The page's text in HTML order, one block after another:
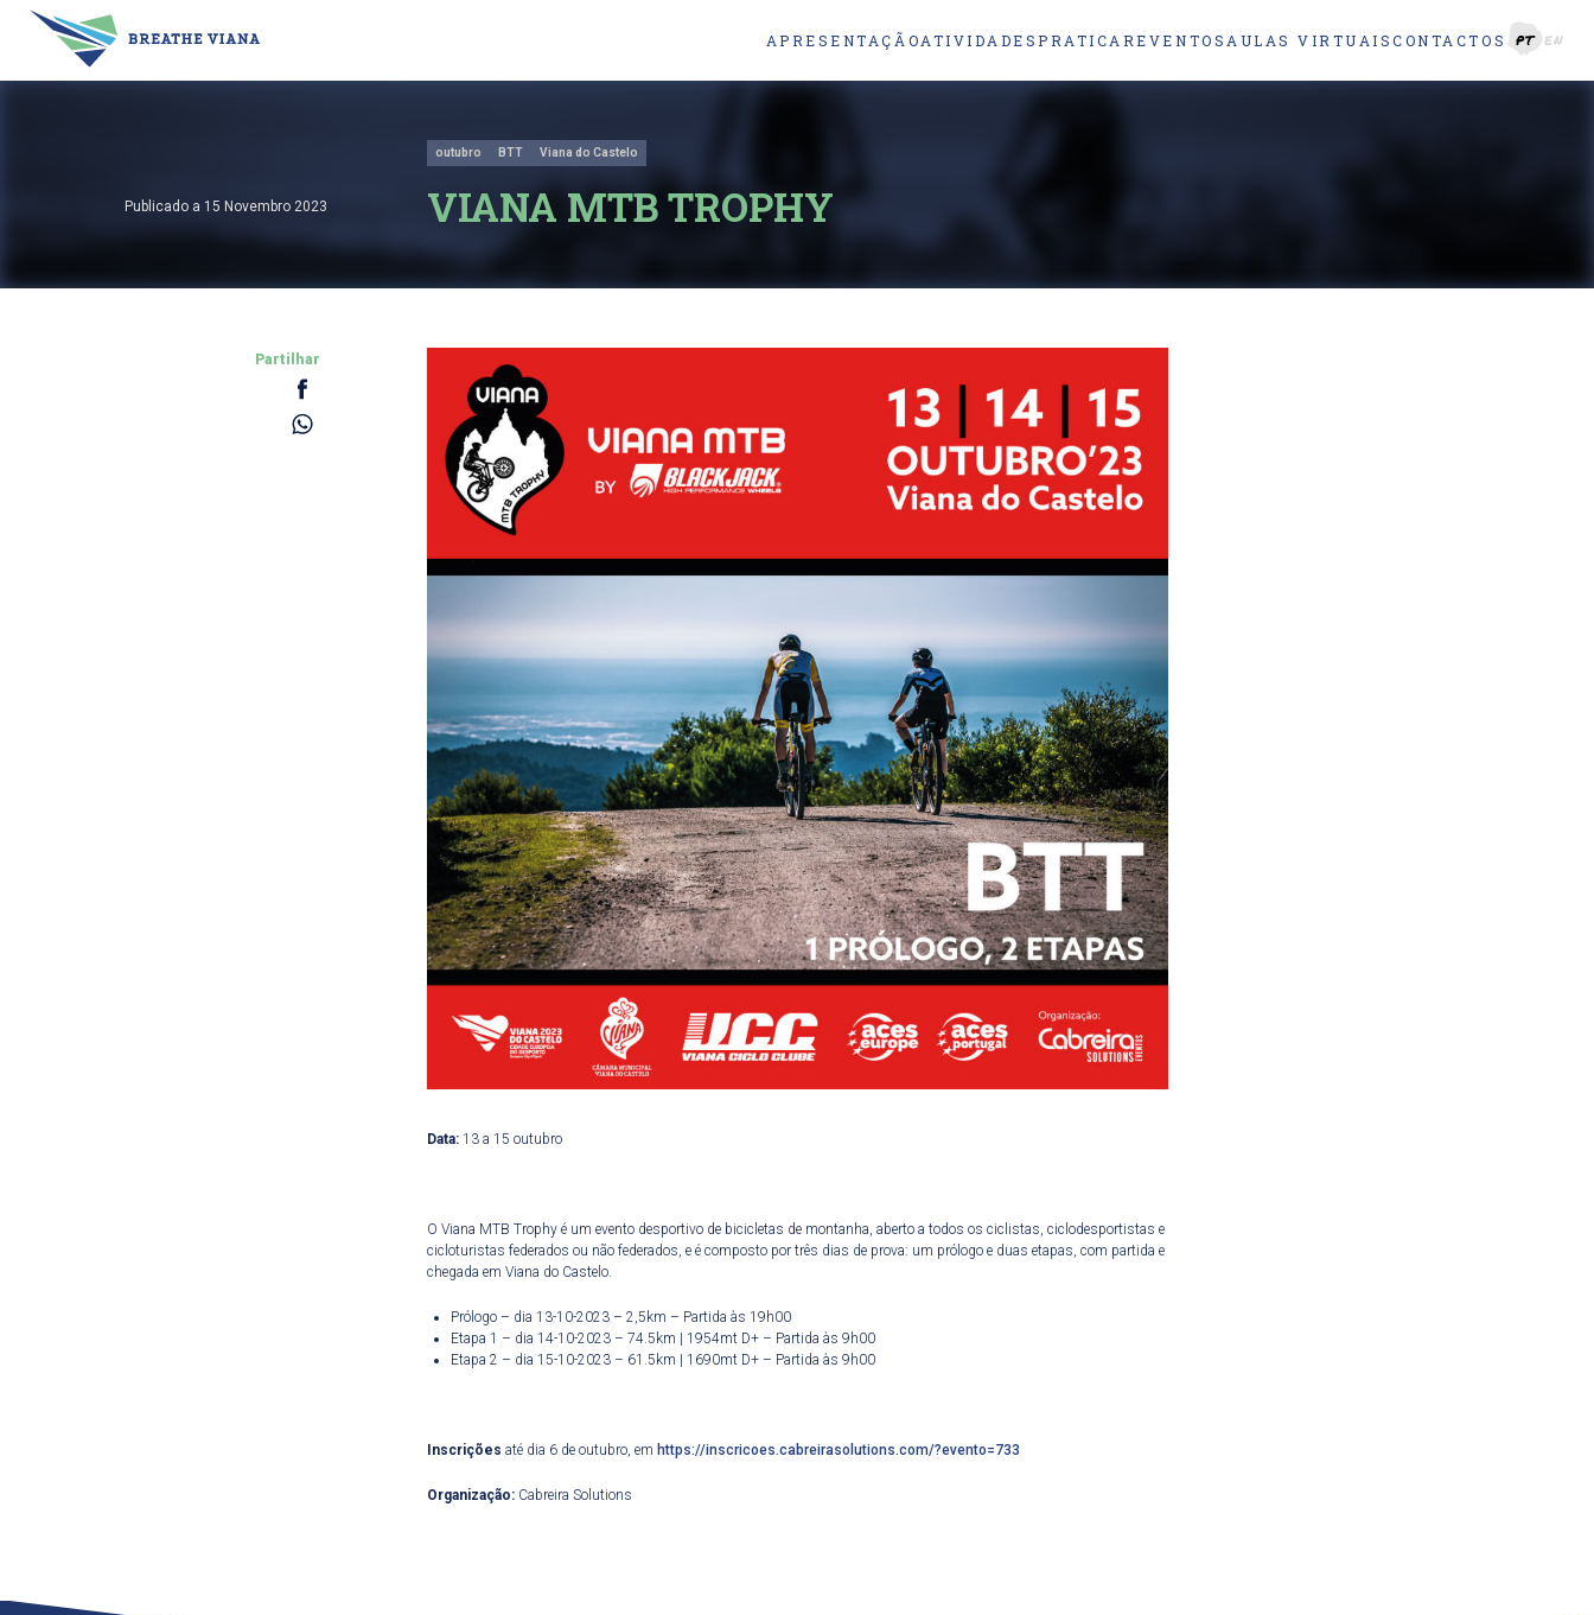
APRESENTAÇÃOATIVIDADESPRATICAREVENTOS AULAS VIRTUAISCONTACTOS PT EN
Publicado a 15 Novembro 2023
outubro BTT Viana do Castelo
VIANA MTB TROPHY
Partilhar
Data:13 a 15 outubro
O Viana MTB Trophy é um evento desportivo de bicicletas de montanha, aberto a todos os ciclistas, ciclodesportistas e
cicloturistas federados ou não federados, e é composto por três dias de prova: um prólogo e duas etapas, com partida e
chegada em Viana do Castelo.
Prólogo – dia 13-10-2023 – 2,5km – Partida às 19h00
Etapa 1 – dia 14-10-2023 – 74.5km | 1954mt D+ – Partida às 9h00
Etapa 2 – dia 15-10-2023 – 61.5km | 1690mt D+ – Partida às 9h00
Inscrições até dia 6 de outubro, em https://inscricoes.cabreirasolutions.com/?evento=733
Organização:Cabreira Solutions